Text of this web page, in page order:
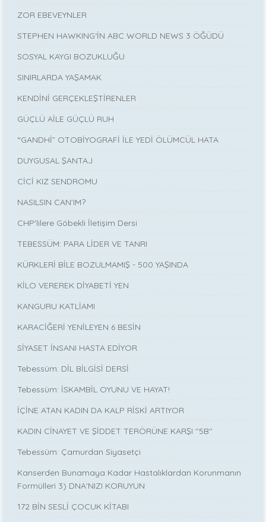
ZOR EBEVEYNLER
STEPHEN HAWKING‘İN ABC WORLD NEWS 3 ÖĞÜDÜ
SOSYAL KAYGI BOZUKLUĞU
SINIRLARDA YAŞAMAK
KENDİNİ GERÇEKLEŞTİRENLER
GÜÇLÜ AİLE GÜÇLÜ RUH
“GANDHİ” OTOBİYOGRAFİ İLE YEDİ ÖLÜMCÜL HATA
DUYGUSAL ŞANTAJ
CİCİ KIZ SENDROMU
NASILSIN CAN’IM?
CHP'lilere Göbekli İletişim Dersi
TEBESSÜM: PARA LİDER VE TANRI
KÜRKLERİ BİLE BOZULMAMIŞ - 500 YAŞINDA
KİLO VEREREK DİYABETİ YEN
KANGURU KATLİAMI
KARACİĞERİ YENİLEYEN 6 BESİN
SİYASET İNSANI HASTA EDİYOR
Tebessüm: DİL BİLGİSİ DERSİ
Tebessüm: İSKAMBİL OYUNU VE HAYAT!
İÇİNE ATAN KADIN DA KALP RİSKİ ARTIYOR
KADIN CİNAYET VE ŞİDDET TERÖRÜNE KARŞI ''5B''
Tebessüm: Çamurdan Siyasetçi
Kanserden Bunamaya Kadar Hastalıklardan Korunmanın
Formülleri 3) DNA'NIZI KORUYUN
172 BİN SESLİ ÇOCUK KİTABI